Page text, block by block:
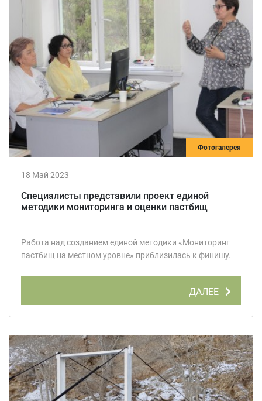
Фотогалерея
18 Май 2023
Специалисты представили проект единой
методики мониторинга и оценки пастбищ
Работа над созданием единой методики «Мониторинг
пастбищ на местном уровне» приблизилась к финишу.
ДАЛЕЕ